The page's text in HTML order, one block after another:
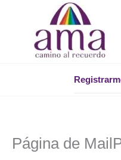
contenido
Página de